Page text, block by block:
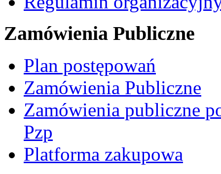
Zamówienia Publiczne
Plan postępowań
Zamówienia Publiczne
Zamówienia publiczne
Pzp
Platforma zakupowa